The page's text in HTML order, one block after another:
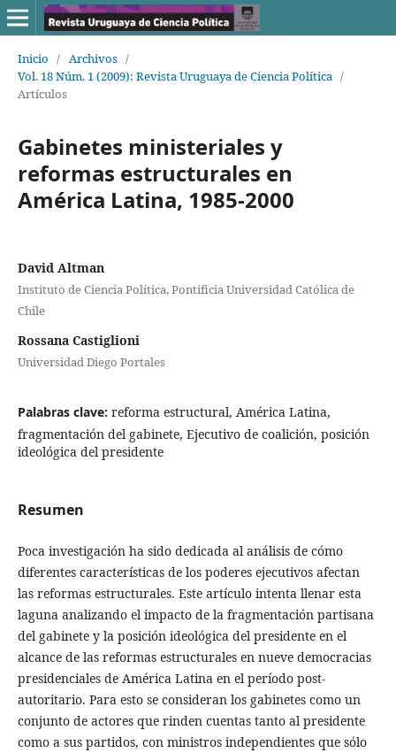
Inicio / Archivos /
Vol. 18 Núm. 1 (2009): Revista Uruguaya de Ciencia Política /
Artículos
Gabinetes ministeriales y
reformas estructurales en
América Latina, 1985-2000
David Altman
Instituto de Ciencia Política, Pontificia Universidad Católica de
Chile
Rossana Castiglioni
Universidad Diego Portales
Palabras clave: reforma estructural, América Latina,
fragmentación del gabinete, Ejecutivo de coalición, posición
ideológica del presidente
Resumen
Poca investigación ha sido dedicada al análisis de cómo
diferentes características de los poderes ejecutivos afectan
las reformas estructurales. Este artículo intenta llenar esta
laguna analizando el impacto de la fragmentación partisana
del gabinete y la posición ideológica del presidente en el
alcance de las reformas estructurales en nueve democracias
presidenciales de América Latina en el período post-
autoritario. Para esto se consideran los gabinetes como un
conjunto de actores que rinden cuentas tanto al presidente
como a sus partidos, con ministros independientes que sólo